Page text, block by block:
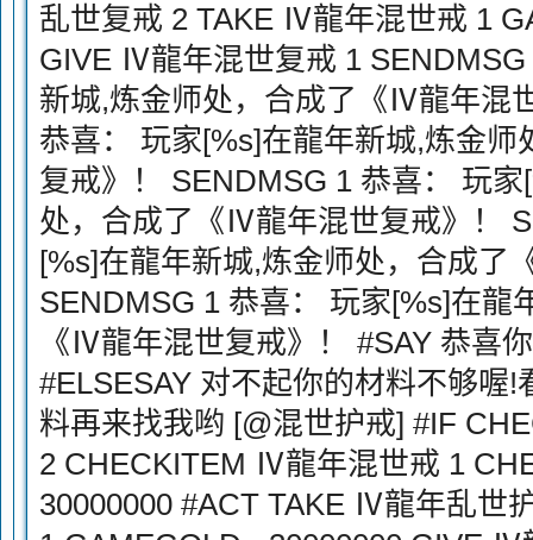
乱世复戒 2 TAKE Ⅳ龍年混世戒 1
GIVE Ⅳ龍年混世复戒 1
新城,炼金师处，合成了《Ⅳ龍年混
恭喜： 玩家[%s]在龍年新城,炼金
复戒》！ SENDMSG 1 恭喜： 玩
处，合成了《Ⅳ龍年混世复戒》！
[%s]在龍年新城,炼金师处，合成了
SENDMSG 1 恭喜： 玩家[%s]在龍
《Ⅳ龍年混世复戒》！ #SAY 恭喜
#ELSESAY 对不起你的材料不够喔
料再来找我哟 [@混世护戒] #IF
2 CHECKITEM Ⅳ龍年混世戒 1
30000000 #ACT TAKE Ⅳ龍年乱世